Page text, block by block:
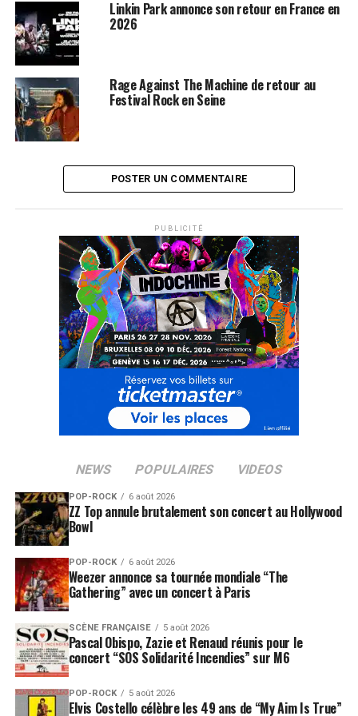
SUJETS ASSOCIÉS: LINKIN PARK
Linkin Park annonce son retour en France en
2026
Rage Against The Machine de retour au
Festival Rock en Seine
POSTER UN COMMENTAIRE
PUBLICITÉ
NEWS POPULAIRES VIDEOS
POP-ROCK 6 août 2026
ZZ Top annule brutalement son concert au Hollywood
Bowl
POP-ROCK 6 août 2026
Weezer annonce sa tournée mondiale “The
Gathering” avec un concert à Paris
SCÈNE FRANÇAISE 5 août 2026
Pascal Obispo, Zazie et Renaud réunis pour le
concert “SOS Solidarité Incendies” sur M6
POP-ROCK 5 août 2026
Elvis Costello célèbre les 49 ans de “My Aim Is True”